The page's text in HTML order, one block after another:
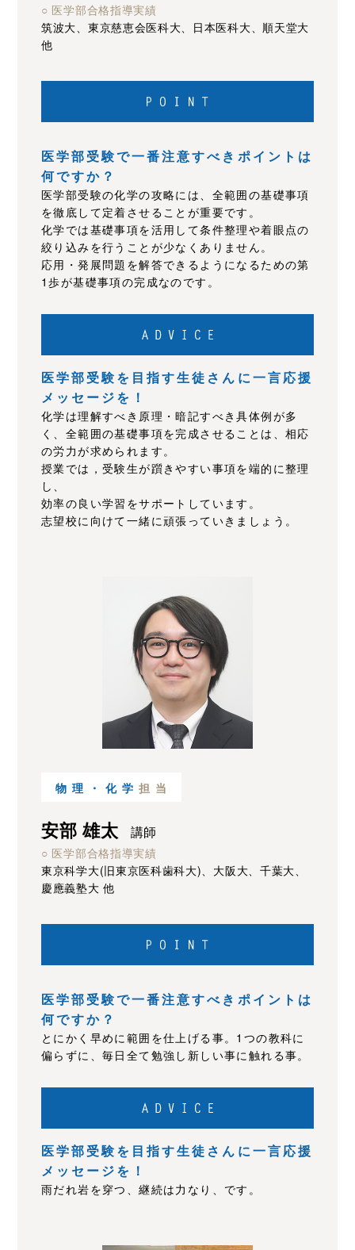
○ 医学部合格指導実績
筑波大、東京慈恵会医科大、日本医科大、順天堂大
他
医学部受験で一番注意すべきポイントは
何ですか？
医学部受験の化学の攻略には、全範囲の基礎事項
を徹底して定着させることが重要です。
化学では基礎事項を活用して条件整理や着眼点の
絞り込みを行うことが少なくありません。
応用・発展問題を解答できるようになるための第
1歩が基礎事項の完成なのです。
医学部受験を目指す生徒さんに一言応援
メッセージを！
化学は理解すべき原理・暗記すべき具体例が多
く、全範囲の基礎事項を完成させることは、相応
の労力が求められます。
授業では，受験生が躓きやすい事項を端的に整理
し、
効率の良い学習をサポートしています。
志望校に向けて一緒に頑張っていきましょう。
物理・化学 担当
安部 雄太 講師
○ 医学部合格指導実績
東京科学大(旧東京医科歯科大)、大阪大、千葉大、
慶應義塾大 他
医学部受験で一番注意すべきポイントは
何ですか？
とにかく早めに範囲を仕上げる事。1つの教科に
偏らずに、毎日全て勉強し新しい事に触れる事。
医学部受験を目指す生徒さんに一言応援
メッセージを！
雨だれ岩を穿つ、継続は力なり、です。